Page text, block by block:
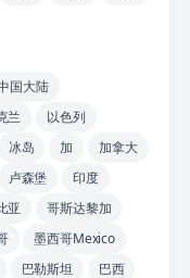
国大陆
兰
以色列
冰岛 加
加拿大
卢森堡
印度
亚
哥斯达黎加
墨西哥Mexico
巴勒斯坦
巴西